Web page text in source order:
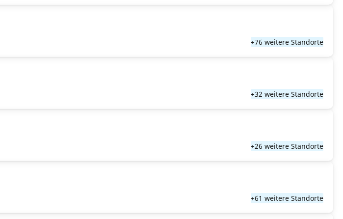
+76 weitere Standorte
+32 weitere Standorte
+26 weitere Standorte
+61 weitere Standorte